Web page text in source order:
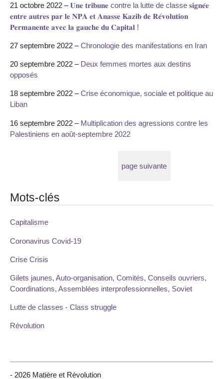
21 octobre 2022 –𝐔𝐧𝐞 𝐭𝐫𝐢𝐛𝐮𝐧𝐞 contre la lutte de classe 𝐬𝐢𝐠𝐧𝐞́𝐞
𝐞𝐧𝐭𝐫𝐞 𝐚𝐮𝐭𝐫𝐞𝐬 𝐩𝐚𝐫 𝐥𝐞 𝐍𝐏𝐀 𝐞𝐭 𝐀𝐧𝐚𝐬𝐬𝐞 𝐊𝐚𝐳𝐢𝐛 𝐝𝐞 𝐑𝐞́𝐯𝐨𝐥𝐮𝐭𝐢𝐨𝐧
𝐏𝐞𝐫𝐦𝐚𝐧𝐞𝐧𝐭𝐞 𝐚𝐯𝐞𝐜 𝐥𝐚 𝐠𝐚𝐮𝐜𝐡𝐞 𝐝𝐮 𝐂𝐚𝐩𝐢𝐭𝐚𝐥 !
27 septembre 2022 –Chronologie des manifestations en Iran
20 septembre 2022 – Deux femmes mortes aux destins
opposés
18 septembre 2022 –Crise économique, sociale et politique au
Liban
16 septembre 2022 – Multiplication des agressions contre les
Palestiniens en août-septembre 2022
page suivante
Mots-clés
Capitalisme
Coronavirus Covid-19
Crise Crisis
Gilets jaunes, Auto-organisation, Comités, Conseils ouvriers,
Coordinations, Assemblées interprofessionnelles, Soviet
Lutte de classes - Class struggle
Révolution
- 2026 Matière et Révolution